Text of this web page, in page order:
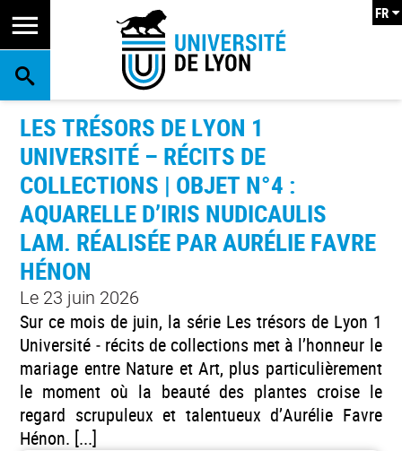
RECHERCHE
FR
LES TRÉSORS DE LYON 1
UNIVERSITÉ – RÉCITS DE
COLLECTIONS | OBJET N°4 :
AQUARELLE D’IRIS NUDICAULIS
LAM. RÉALISÉE PAR AURÉLIE FAVRE
HÉNON
Le 23 juin 2026
Sur ce mois de juin, la série Les trésors de Lyon 1
Université ‒ récits de collections met à l’honneur le
mariage entre Nature et Art, plus particulièrement
le moment où la beauté des plantes croise le
regard scrupuleux et talentueux d’Aurélie Favre
Hénon. [...]